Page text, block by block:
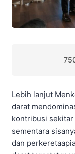
Lebih lanjut
darat
kontribusi
sementara
dan